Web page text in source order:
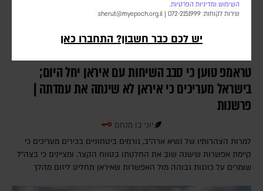
השימוש ומדיניות הפרטיות.
שירות לקוחות: 072-2151999 |
sherut@myepoch.org.il
יש לכם כבר חשבון? התחברו כאן
טראמפ טוען כי סבב השיחות עם איראן יחל היום;
בישראל מעריכים כי איראן לא שינתה את עמדתה |
פרשנות
יוני בן מנחם
למרות הצהרותיו של נשיא ארה"ב, גורמים ביטחוניים בכירים מעריכים כי
קיימת אפשרות שישנה שוב את החלטתו בטווח הקצר, ומציינים כי בצה"ל
שומרים על כוננות גבוהה מול האפשרות שאיראן תחליט ליזום מהלך